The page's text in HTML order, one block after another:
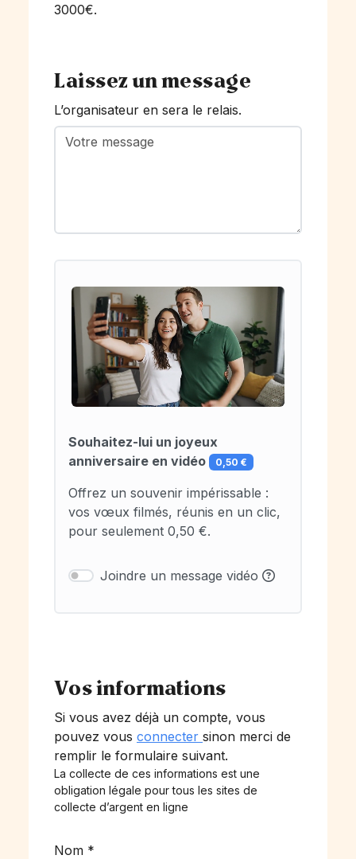
3000€.
Laissez un message
L’organisateur en sera le relais.
Souhaitez-lui un joyeux
anniversaire en vidéo
0,50 €
Offrez un souvenir impérissable :
vos vœux filmés, réunis en un clic,
pour seulement 0,50 €.
Joindre un message vidéo
Vos informations
Si vous avez déjà un compte, vous
pouvez vous connecter sinon merci de
remplir le formulaire suivant.
La collecte de ces informations est une
obligation légale pour tous les sites de
collecte d’argent en ligne
Nom *